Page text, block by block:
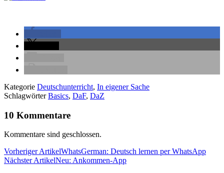
Kategorie Deutschunterricht, In eigener Sache
SchlagwörterBasics, DaF, DaZ
10 Kommentare
Kommentare sind geschlossen.
Vorheriger ArtikelWhatsGerman: Deutsch lernen per WhatsApp
Nächster ArtikelNeu: Ankommen-App